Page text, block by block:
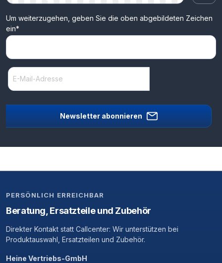
Um weiterzugehen, geben Sie die oben abgebildeten Zeichen
ein*
Newsletter abonnieren
PERSÖNLICH ERREICHBAR
Beratung, Ersatzteile und Zubehör
Direkter Kontakt statt Callcenter: Wir unterstützen bei
Produktauswahl, Ersatzteilen und Zubehör.
Heine Vertriebs-GmbH